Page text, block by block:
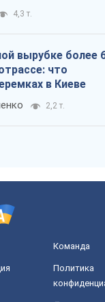
4,3 т.
вырубке более
что
в Киеве
2,2 т.
Команда
Политика